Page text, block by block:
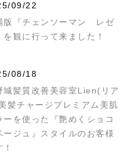
09/22
版『チェンソーマン レゼ
を観に行って来ました！
08/18
城髪質改善美容室Lien(リア
髪チャージプレミアム美肌
ーを使った『艶めくショコ
ージュ』スタイルのお客様